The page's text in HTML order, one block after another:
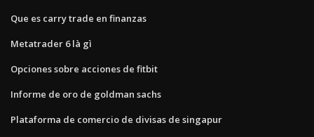
Que es carry trade en finanzas
Metatrader 6 là gì
Opciones sobre acciones de fitbit
Informe de oro de goldman sachs
Plataforma de comercio de divisas de singapur